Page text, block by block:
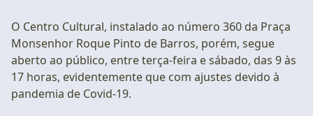
O Centro Cultural, instalado ao número 360 da Praça
Monsenhor Roque Pinto de Barros, porém, segue
aberto ao público, entre terça-feira e sábado, das 9 às
17 horas, evidentemente que com ajustes devido à
pandemia de Covid-19.